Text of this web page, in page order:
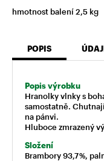
hmotnost balení 2,5 kg
POPIS
Popis výrobku
Hranolky vlnky s
samostatně.
na pánvi.
Hluboce zmrazený
Složení
Brambory 93,7 %,